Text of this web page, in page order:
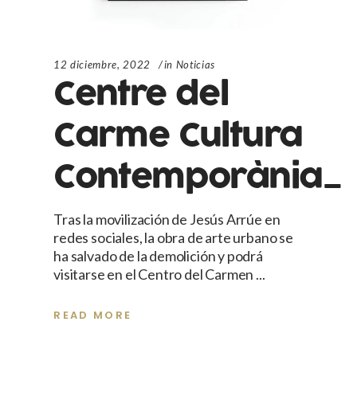
12 diciembre, 2022 in Noticias
Centre del
Carme Cultura
Contemporània_
Tras la movilización de Jesús Arrúe en
redes sociales, la obra de arte urbano se
ha salvado de la demolición y podrá
visitarse en el Centro del Carmen
READ MORE